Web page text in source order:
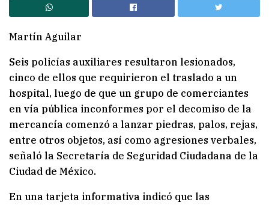
Martín Aguilar
Seis policías auxiliares resultaron lesionados,
cinco de ellos que requirieron el traslado a un
hospital, luego de que un grupo de comerciantes
en vía pública inconformes por el decomiso de la
mercancía comenzó a lanzar piedras, palos, rejas,
entre otros objetos, así como agresiones verbales,
señaló la Secretaría de Seguridad Ciudadana de la
Ciudad de México.
En una tarjeta informativa indicó que las